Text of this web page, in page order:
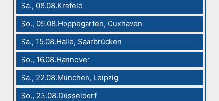
Sa., 08.08.Krefeld
So., 09.08.Hoppegarten, Cuxhaven
Sa., 15.08.Halle, Saarbrücken
So., 16.08.Hannover
Sa., 22.08.München, Leipzig
So., 23.08.Düsseldorf